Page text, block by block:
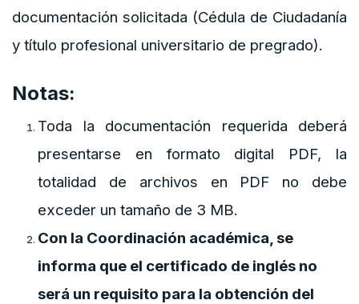
documentación solicitada (Cédula de Ciudadanía
y título profesional universitario de pregrado).
Notas:
Toda la documentación requerida deberá
presentarse en formato digital PDF, la
totalidad de archivos en PDF no debe
exceder un tamaño de 3 MB.
Con la Coordinación académica, se
informa que el certificado de inglés no
será un requisito para la obtención del